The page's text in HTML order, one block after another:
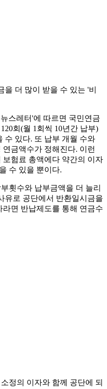
더 많이 받을 수 있는 '비
스레터'에 따르면 국민연금
회(월 1회씩 10년간 납부)
수 있다. 또 납부 개월 수와
금액수가 정해진다. 이런
험료 총액에다 약간의 이자
수 있을 뿐이다.
횟수와 납부금액을 더 늘리
유로 공단에서 반환일시금을
면 반납제도를 통해 연금수
정의 이자와 함께 공단에 되